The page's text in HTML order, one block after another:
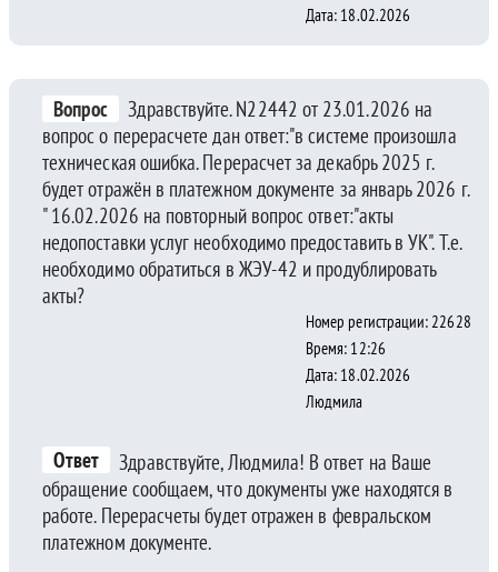
Дата: 18.02.2026
Вопрос
Здравствуйте. N22442 от 23.01.2026 на
вопрос о перерасчете дан ответ:"в системе произошла
техническая ошибка. Перерасчет за декабрь 2025 г.
будет отражён в платежном документе за январь 2026 г.
" 16.02.2026 на повторный вопрос ответ:"акты
недопоставки услуг необходимо предоставить в УК". Т.е.
необходимо обратиться в ЖЭУ-42 и продублировать
акты?
Номер регистрации: 22628
Время: 12:26
Дата: 18.02.2026
Людмила
Ответ
Здравствуйте, Людмила! В ответ на Ваше
обращение сообщаем, что документы уже находятся в
работе. Перерасчеты будет отражен в февральском
платежном документе.